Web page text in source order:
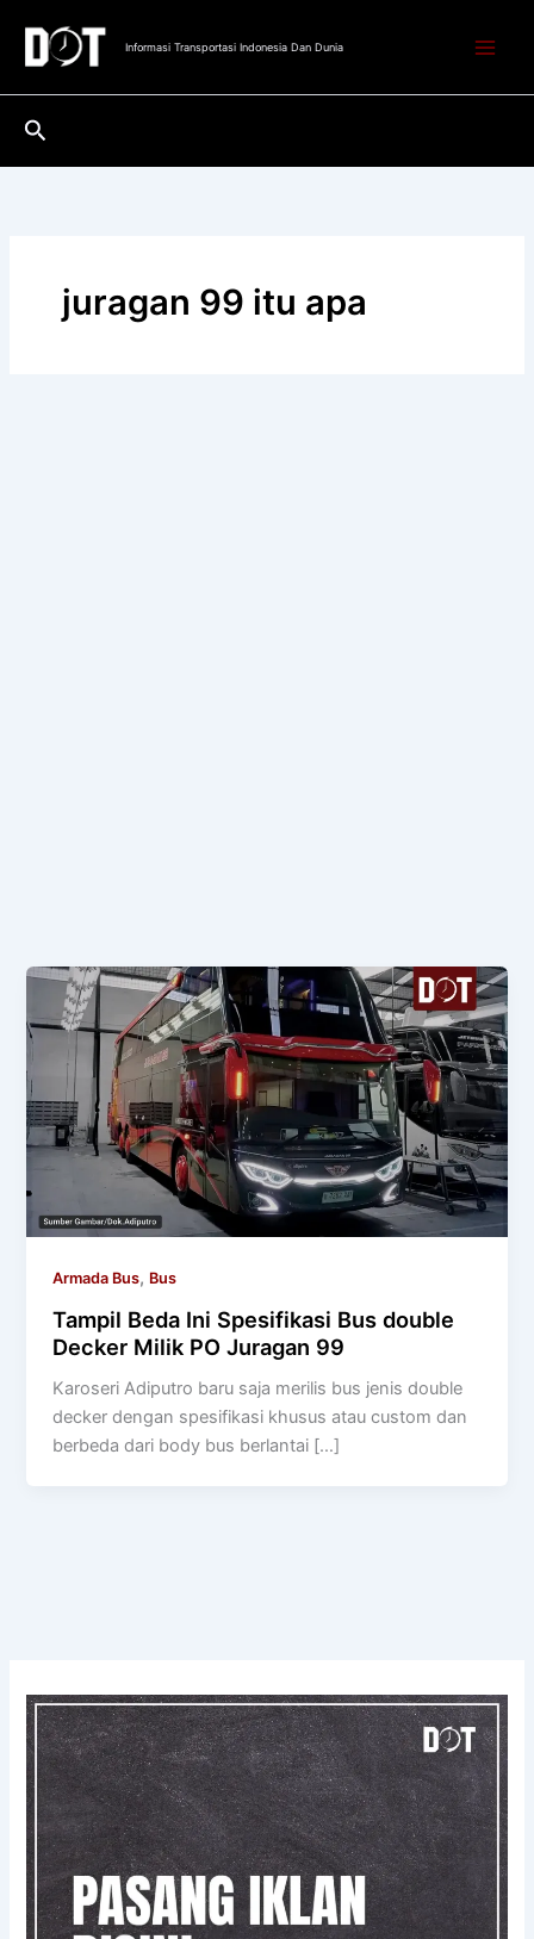
konten
Informasi Transportasi Indonesia Dan Dunia
Cari
juragan 99 itu apa
Armada Bus, Bus
Tampil Beda Ini Spesifikasi Bus double
Decker Milik PO Juragan 99
Karoseri Adiputro baru saja merilis bus jenis double
decker dengan spesifikasi khusus atau custom dan
berbeda dari body bus berlantai […]